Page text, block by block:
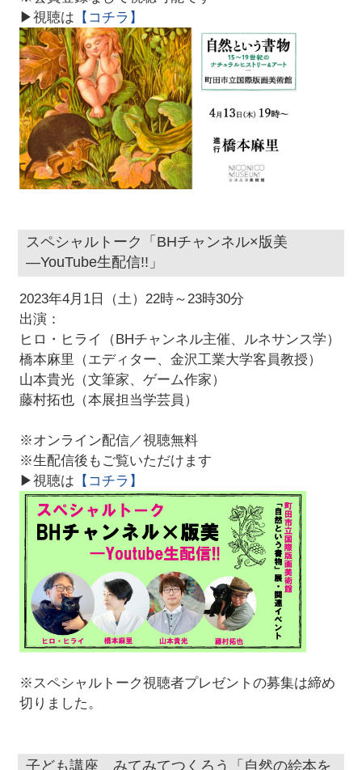
▶視聴は 【コチラ】
スペシャルトーク「BHチャンネル×版美
―YouTube生配信!!」
2023年4月1日（土）22時～23時30分
出演：
ヒロ・ヒライ（BHチャンネル主催、ルネサンス学）
橋本麻里（エディター、金沢工業大学客員教授）
山本貴光（文筆家、ゲーム作家）
藤村拓也（本展担当学芸員）
※オンライン配信／視聴無料
※生配信後もご覧いただけます
▶視聴は 【コチラ】
※スペシャルトーク視聴者プレゼントの募集は締め
切りました。
子ども講座 みてみてつくろう「自然の絵本を